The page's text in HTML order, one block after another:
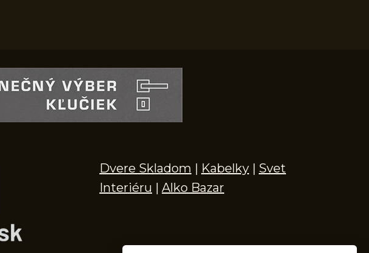
Dvere Skladom | Kabelky | Svet
Interiéru | Alko Bazar